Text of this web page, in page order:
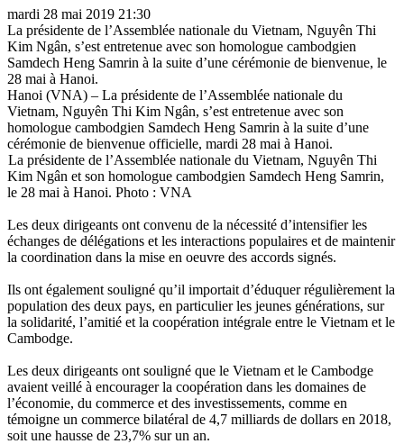
mardi 28 mai 2019 21:30
La présidente de l’Assemblée nationale du Vietnam, Nguyên Thi
Kim Ngân, s’est entretenue avec son homologue cambodgien
Samdech Heng Samrin à la suite d’une cérémonie de bienvenue, le
28 mai à Hanoi.
Hanoi (VNA) – La présidente de l’Assemblée nationale du
Vietnam, Nguyên Thi Kim Ngân, s’est entretenue avec son
homologue cambodgien Samdech Heng Samrin à la suite d’une
cérémonie de bienvenue officielle, mardi 28 mai à Hanoi.
La présidente de l’Assemblée nationale du Vietnam, Nguyên Thi
Kim Ngân et son homologue cambodgien Samdech Heng Samrin,
le 28 mai à Hanoi. Photo : VNA
Les deux dirigeants ont convenu de la nécessité d’intensifier les
échanges de délégations et les interactions populaires et de maintenir
la coordination dans la mise en oeuvre des accords signés.
Ils ont également souligné qu’il importait d’éduquer régulièrement la
population des deux pays, en particulier les jeunes générations, sur
la solidarité, l’amitié et la coopération intégrale entre le Vietnam et le
Cambodge.
Les deux dirigeants ont souligné que le Vietnam et le Cambodge
avaient veillé à encourager la coopération dans les domaines de
l’économie, du commerce et des investissements, comme en
témoigne un commerce bilatéral de 4,7 milliards de dollars en 2018,
soit une hausse de 23,7% sur un an.